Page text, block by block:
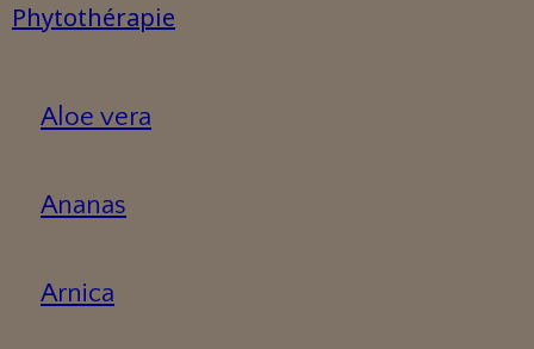
Phytothérapie
Aloe vera
Ananas
Arnica